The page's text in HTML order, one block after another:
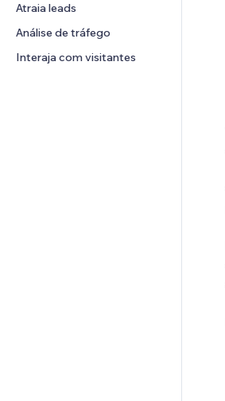
Tabelas e gráficos
Atraia leads
Análise de tráfego
Interaja com visitantes